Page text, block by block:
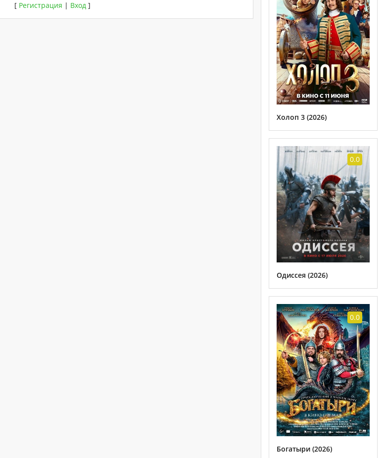
[ Регистрация | Вход ]
Холоп 3 (2026)
0.0
Одиссея (2026)
0.0
Богатыри (2026)